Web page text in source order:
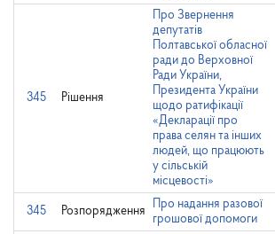
345 Рішення
Про Звернення
депутатів
Полтавської обласної
ради до Верховної
Ради України,
Президента України
щодо ратифікації
«Декларації про
права селян та інших
людей, що працюють
у сільській
місцевості»
345 Розпорядження
Про надання разової
грошової допомоги